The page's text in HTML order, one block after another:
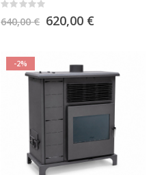
Rating:
0%
640,00 € S
p
P
r
620,00 €
-2%